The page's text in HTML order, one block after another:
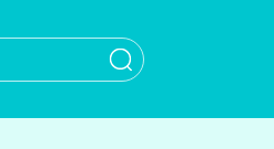
When